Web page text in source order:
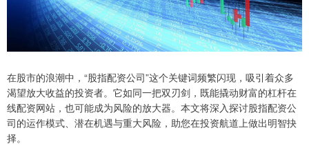
在股市的浪潮中，“股指配资公司”这个关键词频繁闪现，吸引着众多
渴望放大收益的投资者。它如同一把双刃剑，既能撬动财富的杠杆在
线配资网站，也可能成为风险的放大器。本文将深入探讨股指配资公
司的运作模式、潜在机遇与重大风险，助您在投资航道上做出明智抉
择。